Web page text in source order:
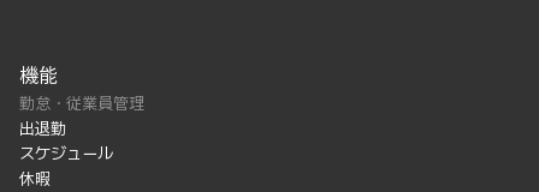
機能
勤怠・従業員管理
出退勤
スケジュール
休暇